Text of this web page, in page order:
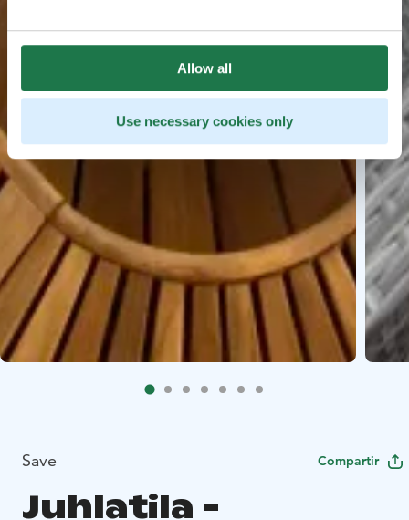
Allow all
Use necessary cookies only
Save Compartir
Juhlatila -